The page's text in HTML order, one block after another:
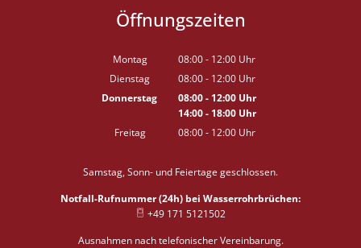
Öffnungszeiten
Montag 08:00- 12:00 Uhr
Von 08:00 bis 12:00 Uhr
Dienstag 08:00- 12:00 Uhr
Von 08:00 bis 12:00 Uhr
Donnerstag 08:00- 12:00Uhr
Von 08:00 bis 12:00 Uhr
14:00- 18:00Uhr
Von 14:00 bis 18:00 Uhr
Freitag 08:00- 12:00 Uhr
Samstag, Sonn- und Feiertage geschlossen.
Notfall-Rufnummer (24h) bei Wasserrohrbrüchen:
+49 171 5121502
Ausnahmen nach telefonischer Vereinbarung.